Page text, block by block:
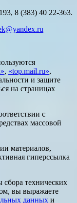
8 (383) 40 22-363.
, «top.mail.ru»,
и защите
на страницах
с
массовой
материалов,
гиперссылка
технических
вы выражаете
данных и